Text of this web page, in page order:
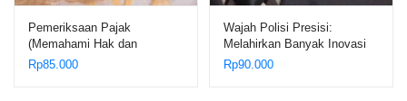
Pemeriksaan Pajak
(Memahami Hak dan
Kewajiban dalam Pengujian
Rp85.000
Wajah Polisi Presisi:
Melahirkan Banyak Inovasi
dan Prestasi – Dr. Edi
Rp90.000